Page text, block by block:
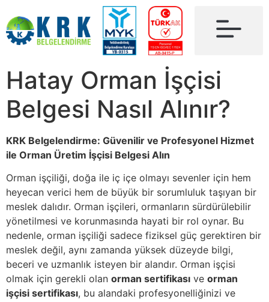
Hatay Orman İşçisi
Belgesi Nasıl Alınır?
KRK Belgelendirme: Güvenilir ve Profesyonel Hizmet
ile Orman Üretim İşçisi Belgesi Alın
Orman işçiliği, doğa ile iç içe olmayı sevenler için hem
heyecan verici hem de büyük bir sorumluluk taşıyan bir
meslek dalıdır. Orman işçileri, ormanların sürdürülebilir
yönetilmesi ve korunmasında hayati bir rol oynar. Bu
nedenle, orman işçiliği sadece fiziksel güç gerektiren bir
meslek değil, aynı zamanda yüksek düzeyde bilgi,
beceri ve uzmanlık isteyen bir alandır. Orman işçisi
olmak için gerekli olan orman sertifikası ve orman
işçisi sertifikası, bu alandaki profesyonelliğinizi ve